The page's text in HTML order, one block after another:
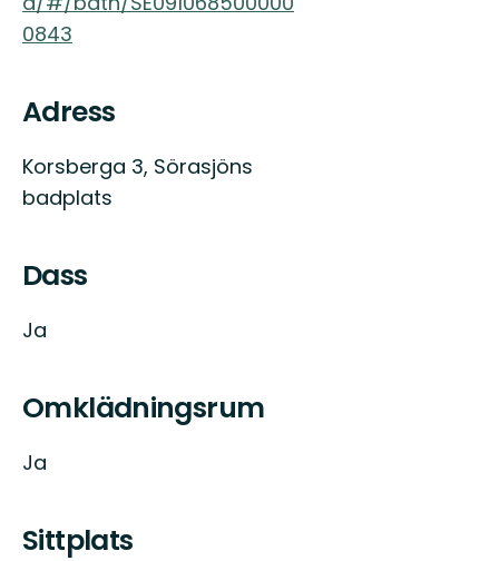
0843
Adress
Korsberga 3, Sörasjöns
badplats
Dass
Ja
Omklädningsrum
Ja
Sittplats